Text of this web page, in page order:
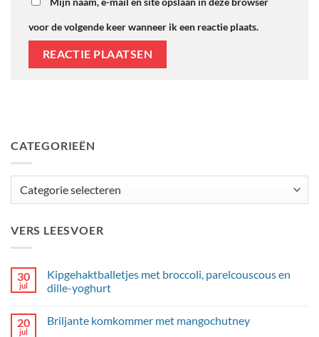
voor de volgende keer wanneer ik een reactie plaats.
CATEGORIEËN
VERS LEESVOER
30
jul
Kipgehaktballetjes met broccoli, parelcouscous en
dille-yoghurt
op
Kipgehaktballetjes
20
jul
Briljante komkommer met mangochutney